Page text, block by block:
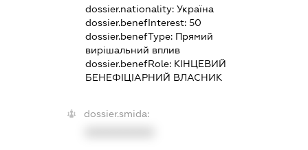
dossier.nationality:Україна
dossier.benefInterest:50
dossier.benefType: Прямий
вирішальний вплив
dossier.benefRole: КІНЦЕВИЙ
БЕНЕФІЦІАРНИЙ ВЛАСНИК
dossier.smida: